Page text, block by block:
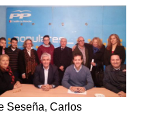
Seseña, Carlos